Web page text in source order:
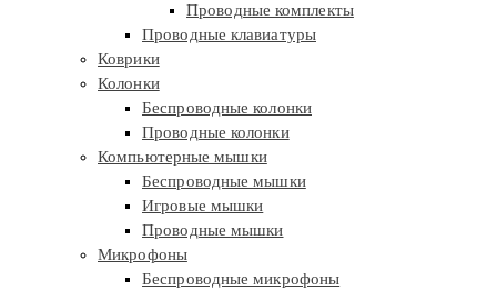
Проводные комплекты
Проводные клавиатуры
Коврики
Колонки
Беспроводные колонки
Проводные колонки
Компьютерные мышки
Беспроводные мышки
Игровые мышки
Проводные мышки
Микрофоны
Беспроводные микрофоны